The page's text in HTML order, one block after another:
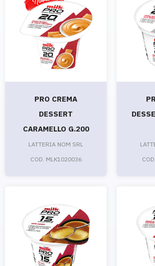
PRO CREMA
DESSERT
CARAMELLO G.200
LATTERIA NOM SRL
COD. MLK1020036